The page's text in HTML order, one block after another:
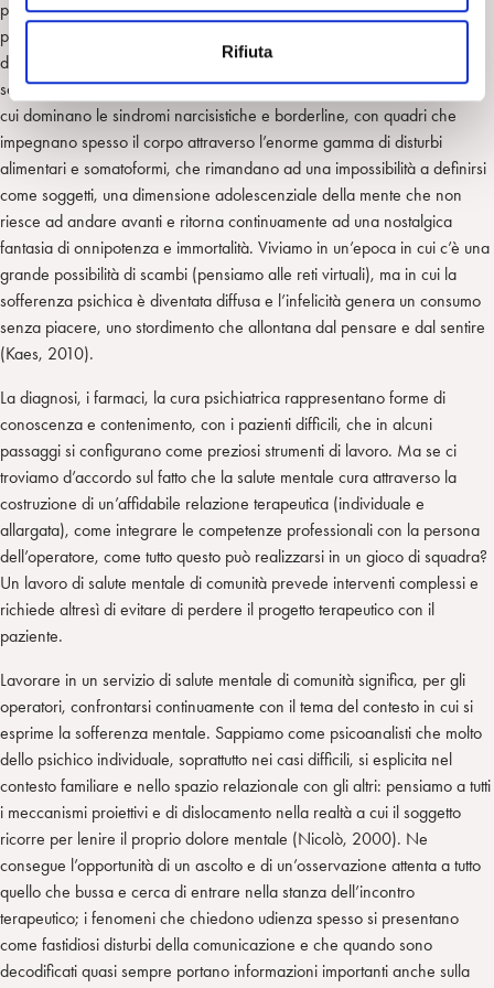
s
Rifiuta
psicosi schizofreniche e gravi depressioni melancoliche in cui spesso
prevalevano la catatonia e la sindrome di Cotard o sintomi in cui era
difficile entrare in contatto con una sofferenza primitiva ed inaccessibile
sono molto ridotti, ora ci troviamo di fronte a scenari psicopatologici in
cui dominano le sindromi narcisistiche e borderline, con quadri che
impegnano spesso il corpo attraverso l’enorme gamma di disturbi
alimentari e somatoformi, che rimandano ad una impossibilità a definirsi
come soggetti, una dimensione adolescenziale della mente che non
riesce ad andare avanti e ritorna continuamente ad una nostalgica
fantasia di onnipotenza e immortalità. Viviamo in un’epoca in cui c’è una
grande possibilità di scambi (pensiamo alle reti virtuali), ma in cui la
sofferenza psichica è diventata diffusa e l’infelicità genera un consumo
senza piacere, uno stordimento che allontana dal pensare e dal sentire
(Kaes, 2010).
La diagnosi, i farmaci, la cura psichiatrica rappresentano forme di
conoscenza e contenimento, con i pazienti difficili, che in alcuni
passaggi si configurano come preziosi strumenti di lavoro. Ma se ci
troviamo d’accordo sul fatto che la salute mentale cura attraverso la
costruzione di un’affidabile relazione terapeutica (individuale e
allargata), come integrare le competenze professionali con la persona
dell’operatore, come tutto questo può realizzarsi in un gioco di squadra?
Un lavoro di salute mentale di comunità prevede interventi complessi e
richiede altresì di evitare di perdere il progetto terapeutico con il
paziente.
Lavorare in un servizio di salute mentale di comunità significa, per gli
operatori, confrontarsi continuamente con il tema del contesto in cui si
esprime la sofferenza mentale. Sappiamo come psicoanalisti che molto
dello psichico individuale, soprattutto nei casi difficili, si esplicita nel
contesto familiare e nello spazio relazionale con gli altri: pensiamo a tutti
i meccanismi proiettivi e di dislocamento nella realtà a cui il soggetto
ricorre per lenire il proprio dolore mentale (Nicolò, 2000). Ne
consegue l’opportunità di un ascolto e di un’osservazione attenta a tutto
quello che bussa e cerca di entrare nella stanza dell’incontro
terapeutico; i fenomeni che chiedono udienza spesso si presentano
come fastidiosi disturbi della comunicazione e che quando sono
decodificati quasi sempre portano informazioni importanti anche sulla